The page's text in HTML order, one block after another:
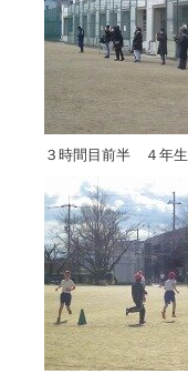
３時間目前半 ４年生